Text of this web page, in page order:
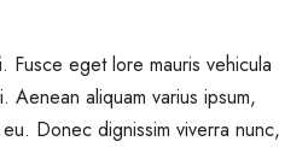
Fusce eget lore mauris vehicula
Aenean aliquam varius ipsum,
Donec dignissim viverra nunc,